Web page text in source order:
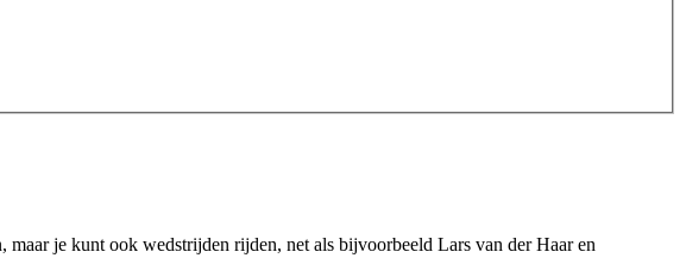
je kunt ook wedstrijden rijden, net als bijvoorbeeld Lars van der Haar en